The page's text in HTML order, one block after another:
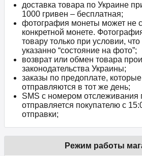
доставка товара по Украине
1000 гривен – бесплатная;
фотография монеты может не
конкретной монете.
товару только при условии,
указанно “состояние на фото”;
возврат или обмен товара
законодательства Украины;
заказы по предоплате,
отправляются в тот же день;
SMS с номером отслеживания
отправляется покупателю с
отправки;
Режим работы